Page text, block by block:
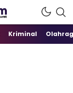
Kriminal